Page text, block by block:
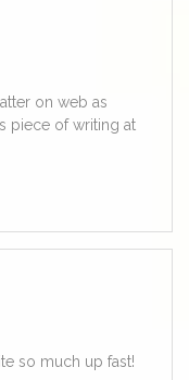
on web as
piece of writing at
so much up fast!